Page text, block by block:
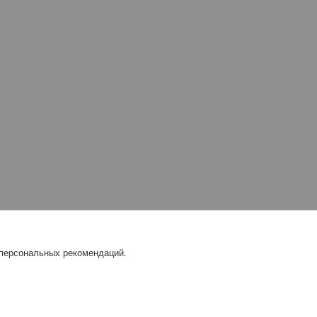
рекомендаций.